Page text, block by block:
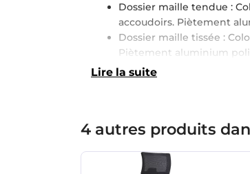
Dossier maille tendue :
accoudoirs. Piètement
Dossier maille tissée :
Piètement aluminium poli
Lire la suite
4 autres produits